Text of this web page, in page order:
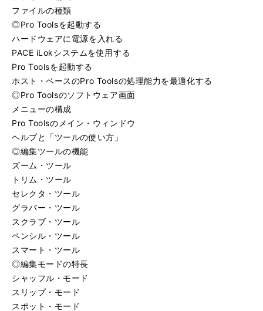
ファイルの種類
◎Pro Toolsを起動する
ハードウェアに電源を入れる
PACE iLokシステムを使用する
Pro Toolsを起動する
ホスト・ベースのPro Toolsの処理能力を最適化する
◎Pro Toolsのソフトウェア画面
メニューの構成
Pro Toolsのメイン・ウィンドウ
ヘルプと「ツールの使い方」
◎編集ツールの機能
ズーム・ツール
トリム・ツール
セレクタ・ツール
グラバー・ツール
スクラブ・ツール
ペンシル・ツール
スマート・ツール
◎編集モードの特長
シャッフル・モード
スリップ・モード
スポット・モード